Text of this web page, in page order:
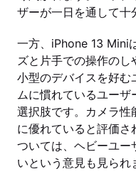
ザーが一日を通して十
一方、iPhone 13 Mini
ズと片手での操作のし
小型のデバイスを好
ムに慣れているユー
選択肢です。カメラ性
に優れていると評価
ついては、ヘビーユー
いという意見も見られ